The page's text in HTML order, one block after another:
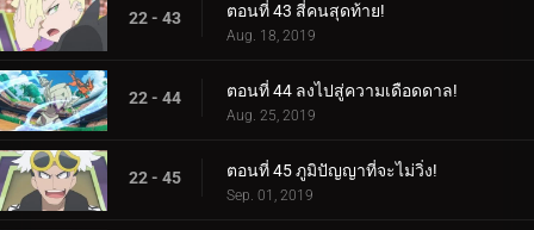
22 - 43 ตอนที่ 43 สี่คนสุดท้าย!
Aug. 18, 2019
22 - 44 ตอนที่ 44 ลงไปสู่ความเดือดดาล!
Aug. 25, 2019
22 - 45 ตอนที่ 45 ภูมิปัญญาที่จะไม่วิ่ง!
Sep. 01, 2019